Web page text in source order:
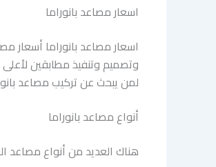
اسعار مصاعد بانوراما
اسعار مصاعد بانوراما أسعار
وتصميم وتنفيذ مطابقين
لمن يبحث عن تركيبمصاعد بانو
أنواع مصاعد بانوراما
هناك العديد من أنواع مصاعد